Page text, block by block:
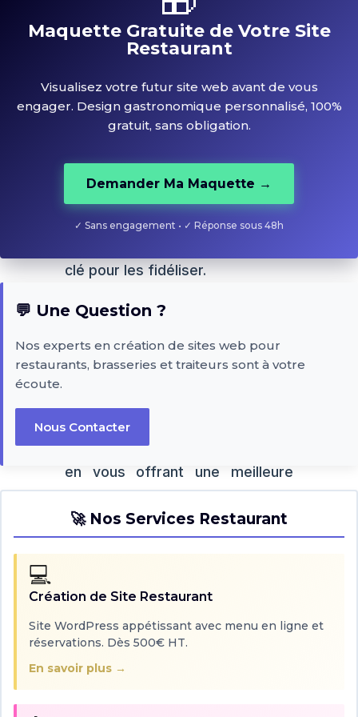
Un outil essentiel pour la gestion
de vos newsletters. Avec
des campagnes email ciblées à
vos clients, qu'il s'agisse
d'événements exclusifs. Rester
dans l'esprit de vos clients via
clé pour les fidéliser.
7.Booking Calendar
Ce plugin permet à vos clients de
réserver une table directement
réservation fluide et intuitif
améliore l'expérience client, tout
en vous offrant une meilleure
gestion de vos services. Un
client qui réserve facilement
8.Gift Cards (WooCommerce)
Offrir des cartes cadeaux est une
excellente stratégie pour attirer de
nouveaux clients, mais aussi pour
fidéliser ceux qui souhaitent faire
Maquette Gratuite de Votre Site
Restaurant
Visualisez votre futur site web avant de vous
engager. Design gastronomique personnalisé, 100%
gratuit, sans obligation.
Demander Ma Maquette →
✓ Sans engagement • ✓ Réponse sous 48h
💬 Une Question ?
Nos experts en création de sites web pour
restaurants, brasseries et traiteurs sont à votre
écoute.
Nous Contacter
🚀 Nos Services Restaurant
💻
Création de Site Restaurant
Site WordPress appétissant avec menu en ligne et
réservations. Dès 500€ HT.
En savoir plus →